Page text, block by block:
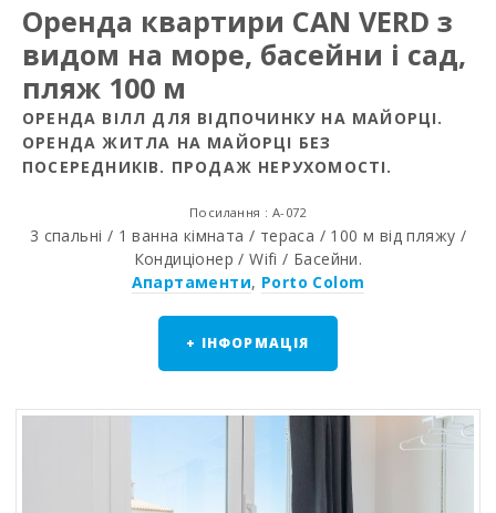
Оренда квартири CAN VERD з
видом на море, басейни і сад,
пляж 100 м
ОРЕНДА ВІЛЛ ДЛЯ ВІДПОЧИНКУ НА МАЙОРЦІ.
ОРЕНДА ЖИТЛА НА МАЙОРЦІ БЕЗ
ПОСЕРЕДНИКІВ. ПРОДАЖ НЕРУХОМОСТІ.
Посилання : A-072
3 спальні / 1 ванна кімната / тераса / 100 м від пляжу /
Кондиціонер / Wifi / Басейни.
Апартаменти, Porto Colom
+ ІНФОРМАЦІЯ